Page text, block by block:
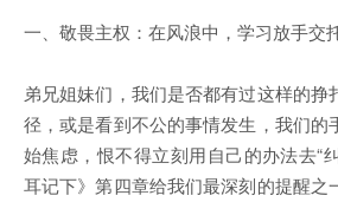
一、敬畏主权：在风浪中，学习放手交
弟兄姐妹们，我们是否都有过这样的挣
径，或是看到不公的事情发生，我们的
始焦虑，恨不得立刻用自己的办法去“
耳记下》第四章给我们最深刻的提醒之